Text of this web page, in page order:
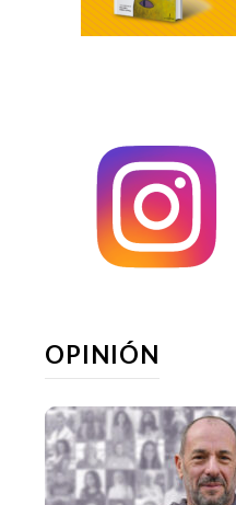
OPINIÓN